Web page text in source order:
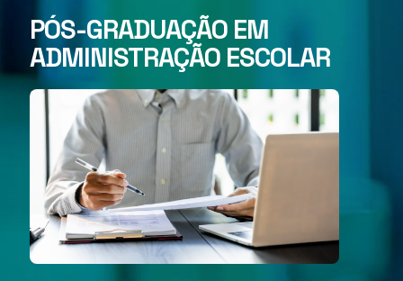
PÓS-GRADUAÇÃO EM
ADMINISTRAÇÃO ESCOLAR